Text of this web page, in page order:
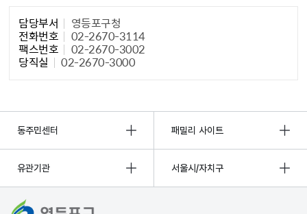
담당부서 영등포구청
전화번호 02-2670-3114
팩스번호 02-2670-3002
당직실 02-2670-3000
동주민센터 패밀리 사이트
유관기관 서울시/자치구